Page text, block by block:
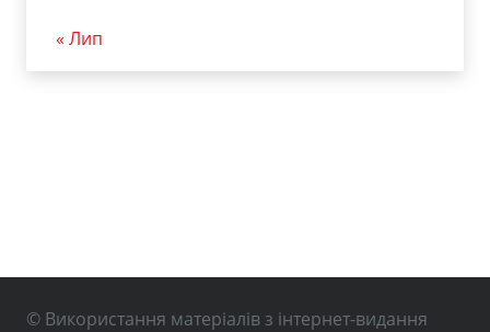
« Лип
© Використання матеріалів з інтернет-видання